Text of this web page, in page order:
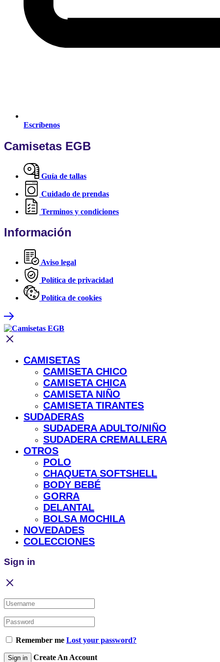
Escríbenos
Camisetas EGB
Guía de tallas
Cuidado de prendas
Terminos y condiciones
Información
Aviso legal
Política de privacidad
Política de cookies
CAMISETAS
CAMISETA CHICO
CAMISETA CHICA
CAMISETA NIÑO
CAMISETA TIRANTES
SUDADERAS
SUDADERA ADULTO/NIÑO
SUDADERA CREMALLERA
OTROS
POLO
CHAQUETA SOFTSHELL
BODY BEBÉ
GORRA
DELANTAL
BOLSA MOCHILA
NOVEDADES
COLECCIONES
Sign in
Remember me Lost your password?
Sign in Create An Account